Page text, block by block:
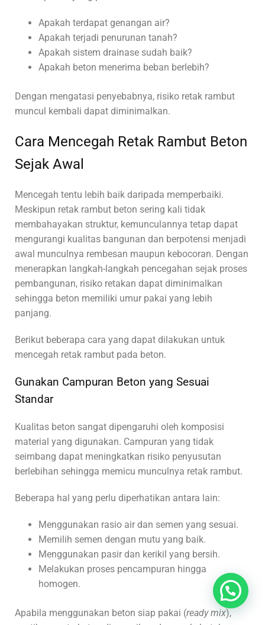
Apakah terdapat genangan air?
Apakah terjadi penurunan tanah?
Apakah sistem drainase sudah baik?
Apakah beton menerima beban berlebih?
Dengan mengatasi penyebabnya, risiko retak rambut
muncul kembali dapat diminimalkan.
Cara Mencegah Retak Rambut Beton
Sejak Awal
Mencegah tentu lebih baik daripada memperbaiki.
Meskipun retak rambut beton sering kali tidak
membahayakan struktur, kemunculannya tetap dapat
mengurangi kualitas bangunan dan berpotensi menjadi
awal munculnya rembesan maupun kebocoran. Dengan
menerapkan langkah-langkah pencegahan sejak proses
pembangunan, risiko retakan dapat diminimalkan
sehingga beton memiliki umur pakai yang lebih
panjang.
Berikut beberapa cara yang dapat dilakukan untuk
mencegah retak rambut pada beton.
Gunakan Campuran Beton yang Sesuai
Standar
Kualitas beton sangat dipengaruhi oleh komposisi
material yang digunakan. Campuran yang tidak
seimbang dapat meningkatkan risiko penyusutan
berlebihan sehingga memicu munculnya retak rambut.
Beberapa hal yang perlu diperhatikan antara lain:
Menggunakan rasio air dan semen yang sesuai.
Memilih semen dengan mutu yang baik.
Menggunakan pasir dan kerikil yang bersih.
Melakukan proses pencampuran hingga
homogen.
Apabila menggunakan beton siap pakai (ready mix),